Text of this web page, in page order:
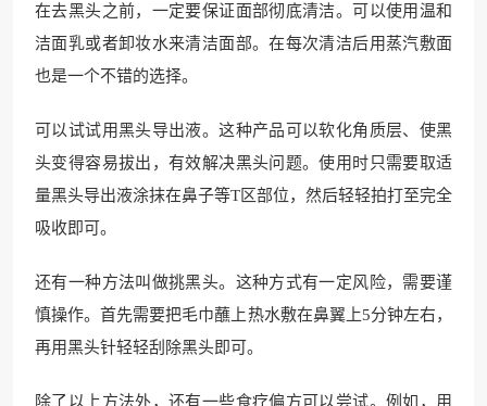
在去黑头之前，一定要保证面部彻底清洁。可以使用温和
洁面乳或者卸妆水来清洁面部。在每次清洁后用蒸汽敷面
也是一个不错的选择。
可以试试用黑头导出液。这种产品可以软化角质层、使黑
头变得容易拔出，有效解决黑头问题。使用时只需要取适
量黑头导出液涂抹在鼻子等T区部位，然后轻轻拍打至完全
吸收即可。
还有一种方法叫做挑黑头。这种方式有一定风险，需要谨
慎操作。首先需要把毛巾蘸上热水敷在鼻翼上5分钟左右，
再用黑头针轻轻刮除黑头即可。
除了以上方法外，还有一些食疗偏方可以尝试。例如，用